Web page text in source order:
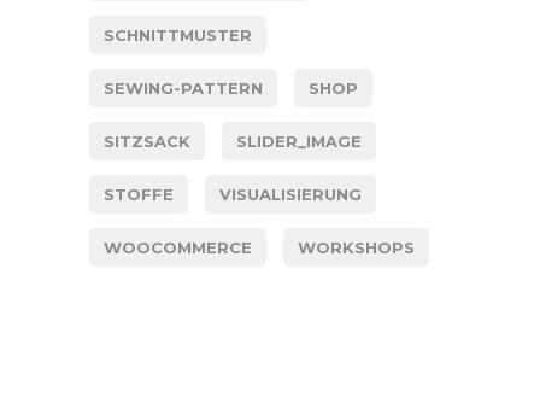
SCHNITTMUSTER
SEWING-PATTERN SHOP
SITZSACK SLIDER_IMAGE
STOFFE VISUALISIERUNG
WOOCOMMERCE WORKSHOPS